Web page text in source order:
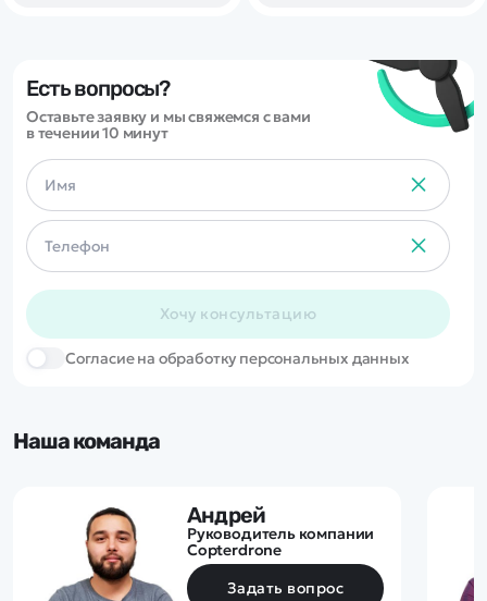
Есть вопросы?
Оставьте заявку и мы свяжемся с вами
в течении 10 минут
Хочу консультацию
Cогласие на обработку персональных данных
Наша команда
Андрей
Руководитель компании
Copterdrone
Задать вопрос